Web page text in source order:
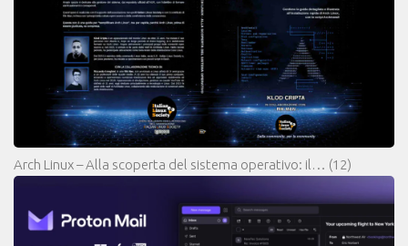
Arch Linux – Alla scoperta del sistema operativo: il… (12)